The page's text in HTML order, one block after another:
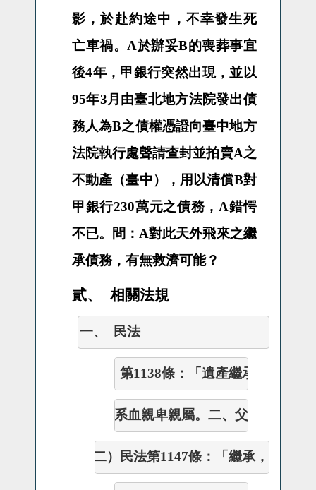
影，於赴約途中，不幸發生死
亡車禍。 A於辦妥B的喪葬事宜
後4年，甲銀行突然出現，並以
95年3月由臺北地方法院發出債
務人為B之債權憑證向臺中地方
法院執行處聲請查封並拍賣A之
不動產（臺中），用以清償B對
甲銀行230萬元之債務， A錯愕
不已。問： A對此天外飛來之繼
承債務，有無救濟可能？
貳、 相關法規
一、 民法
第1138條：「 遺產繼承人，除配
系血親卑親屬。二、父母。三、
（二） 民法第1147條：「繼承，因被繼